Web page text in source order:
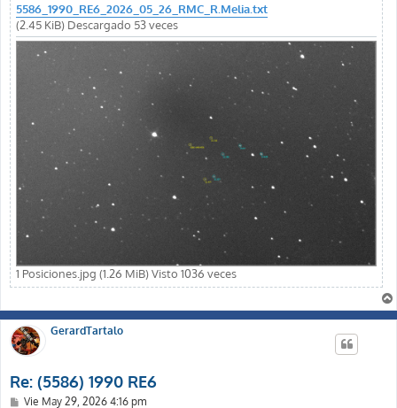
5586_1990_RE6_2026_05_26_RMC_R.Melia.txt
(2.45 KiB) Descargado 53 veces
1 Posiciones.jpg (1.26 MiB) Visto 1036 veces
GerardTartalo
Re: (5586) 1990 RE6
M
Vie May 29, 2026 4:16 pm